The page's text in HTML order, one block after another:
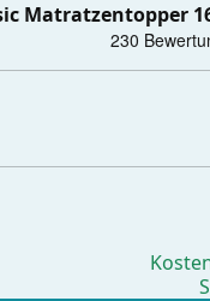
Matratzentopper